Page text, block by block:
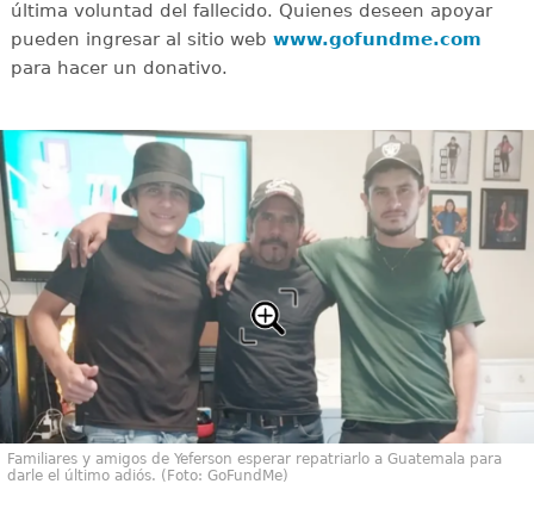
última voluntad del fallecido. Quienes deseen apoyar
pueden ingresar al sitio web www.gofundme.com
para hacer un donativo.
Familiares y amigos de Yeferson esperar repatriarlo a Guatemala para
darle el último adiós. (Foto: GoFundMe)